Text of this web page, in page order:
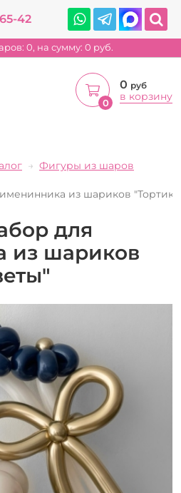
42
0, на сумму: 0 руб.
0
0 руб
в корзину
Фигуры из шаров
из шариков "Тортик
для
из шариков